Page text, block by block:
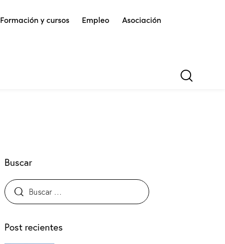
Formación y cursos Empleo Asociación
Buscar
Post recientes